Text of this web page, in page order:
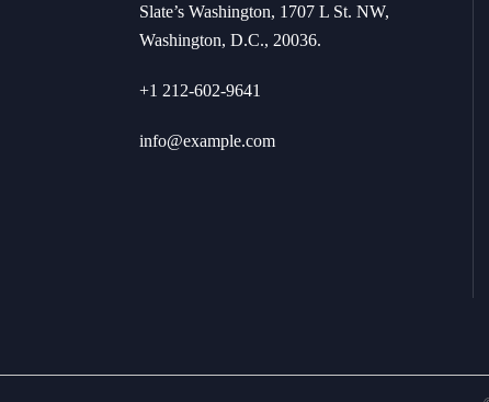
Slate’s Washington, 1707 L St. NW,
Washington, D.C., 20036.
+1 212-602-9641
info@example.com